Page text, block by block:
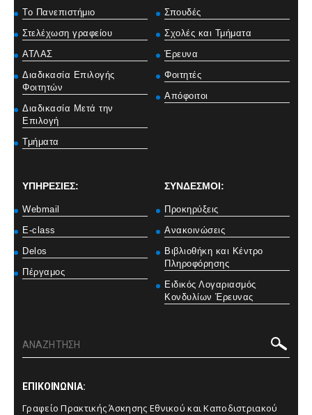
Το Πανεπιστήμιο
Στελέχωση γραφείου
ΑΤΛΑΣ
Διαδικασία Επιλογής
Φοιτητών
Διαδικασία Μετά την
Επιλογή
Τμήματα
Σπουδές
Σχολές και Τμήματα
Έρευνα
Φοιτητές
Απόφοιτοι
ΥΠΗΡΕΣΙΕΣ:
Webmail
E-class
Delos
Πέργαμος
ΣΥΝΔΕΣΜΟΙ:
Προκηρύξεις
Ανακοινώσεις
Βιβλιοθήκη και Κέντρο
Πληροφόρησης
Ειδικός Λογαριασμός
Κονδυλίων Έρευνας
ΕΠΙΚΟΙΝΩΝΙΑ:
Γραφείο Πρακτικής Άσκησης Εθνικού και Καποδιστριακού